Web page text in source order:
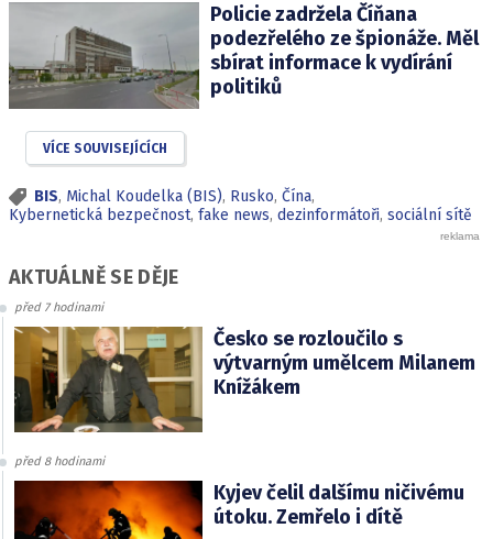
Policie zadržela Číňana
podezřelého ze špionáže. Měl
sbírat informace k vydírání
politiků
VÍCE SOUVISEJÍCÍCH
BIS, Michal Koudelka (BIS), Rusko, Čína,
Kybernetická bezpečnost, fake news, dezinformátoři, sociální sítě
AKTUÁLNĚ SE DĚJE
před 7 hodinami
Česko se rozloučilo s
výtvarným umělcem Milanem
Knížákem
před 8 hodinami
Kyjev čelil dalšímu ničivému
útoku. Zemřelo i dítě